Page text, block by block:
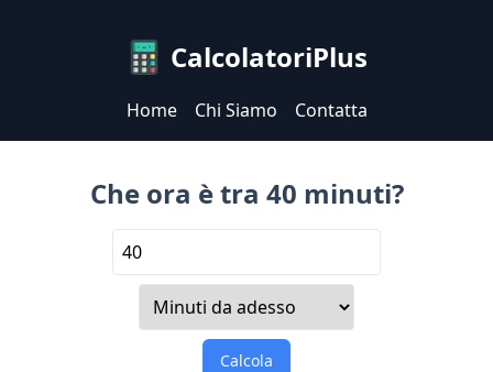
CalcolatoriPlus
Home Chi Siamo Contatta
Che ora è tra 40 minuti?
Calcola